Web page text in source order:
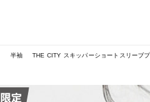
半袖 THE CITY スキッパーショートスリーブ